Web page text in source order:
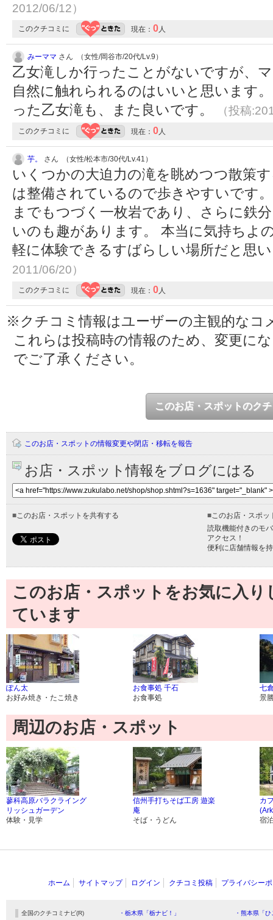
2012/06/12）
このクチコミに 現在： 0人
みーママ さん （女性/岡谷市/20代/Lv.9）
乙女滝しか行ったことがないですが、
自然に触れられるのはいいと思います
った乙女滝も、また良いです。
（投稿
このクチコミに 現在： 0人
芋。 さん （女性/松本市/30代/Lv.41）
いくつかの大迫力の滝を眺めつつ散策
は整備されているので歩きやすいです
までもつづく一枚岩であり、さらに鉄
いのも趣があります。 本当に気持ちよ
軽に体験できるすばらしい場所だと思
2011/06/20）
このクチコミに 現在： 0人
※クチコミ情報はユーザーの主観的なコ
これらは投稿時の情報のため、変更に
でご了承ください。
このお店・スポットのク
このお店・スポットの情報変更や閉店・移転を報告
お店・スポット情報をブログにはる
■このお店・スポットを共有する ■このお店・スポッ
読取機能付きのモ
アクセス！
便利に店舗情報を
このお店・スポットをお気に入
ています
ぽん太
お好み焼き・たこ焼き
お食事処 千石
お食事処
七
景
周辺のお店・スポット
蓼科高原バラクライング
リッシュガーデン
体験・見学
信州手打ちそば工房 遊楽
庵
そば・うどん
カ
宿
ホーム サイトマップ ログイン クチコミ投稿 プライバシー
全国のクチコミナビ(R) ・栃木県「栃ナビ！」 ・熊本県「